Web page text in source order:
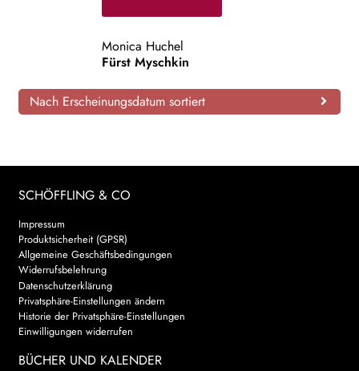
NEWSLETTER
WEITERE VERLAGE
Search:
Monica Huchel
Fürst Myschkin
Nach Erscheinungsdatum sortiert
SCHÖFFLING & CO
Impressum
Produktsicherheit (GPSR)
Allgemeine Geschäftsbedingungen
Widerrufsbelehrung
Datenschutzerklärung
Privatsphäre-Einstellungen ändern
Historie der Privatsphäre-Einstellungen
Einwilligungen widerrufen
BÜCHER UND KALENDER